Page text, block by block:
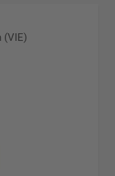
(VIE)